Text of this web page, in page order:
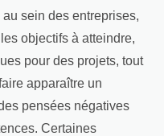
sein des entreprises,
objectifs à atteindre,
pour des projets, tout
apparaître un
pensées négatives
Certaines